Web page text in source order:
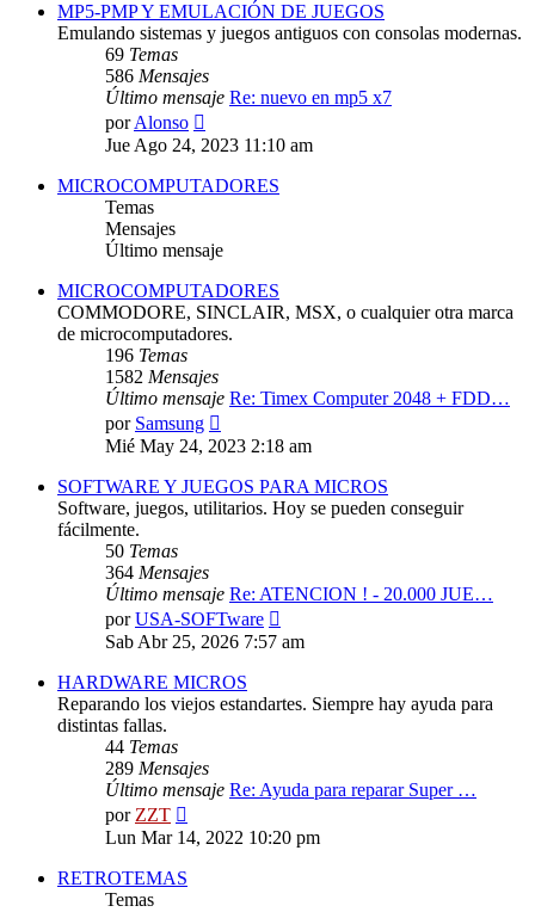
MP5-PMP Y EMULACIÓN DE JUEGOS
Emulando sistemas y juegos antiguos con consolas modernas.
69 Temas
586 Mensajes
Último mensaje Re: nuevo en mp5 x7
porAlonso
último
Jue Ago 24, 2023 11:10 am
MICROCOMPUTADORES
Temas
Mensajes
Último mensaje
MICROCOMPUTADORES
COMMODORE, SINCLAIR, MSX, o cualquier otra marca
de microcomputadores.
196 Temas
1582 Mensajes
Último mensaje Re: Timex Computer 2048 + FDD…
por Samsung
último
Mié May 24, 2023 2:18 am
SOFTWARE Y JUEGOS PARA MICROS
Software, juegos, utilitarios. Hoy se pueden conseguir
fácilmente.
50 Temas
364 Mensajes
Último mensaje Re: ATENCION ! - 20.000 JUE…
porUSA-SOFTware
último
Sab Abr 25, 2026 7:57 am
HARDWARE MICROS
Reparando los viejos estandartes. Siempre hay ayuda para
distintas fallas.
44 Temas
289 Mensajes
Último mensaje Re: Ayuda para reparar Super …
porZZT
último
Lun Mar 14, 2022 10:20 pm
RETROTEMAS
Temas